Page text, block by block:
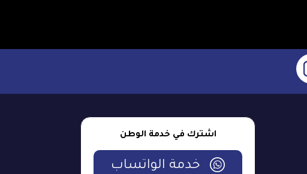
اشترك في خدمة الوطن
خدمة الواتساب